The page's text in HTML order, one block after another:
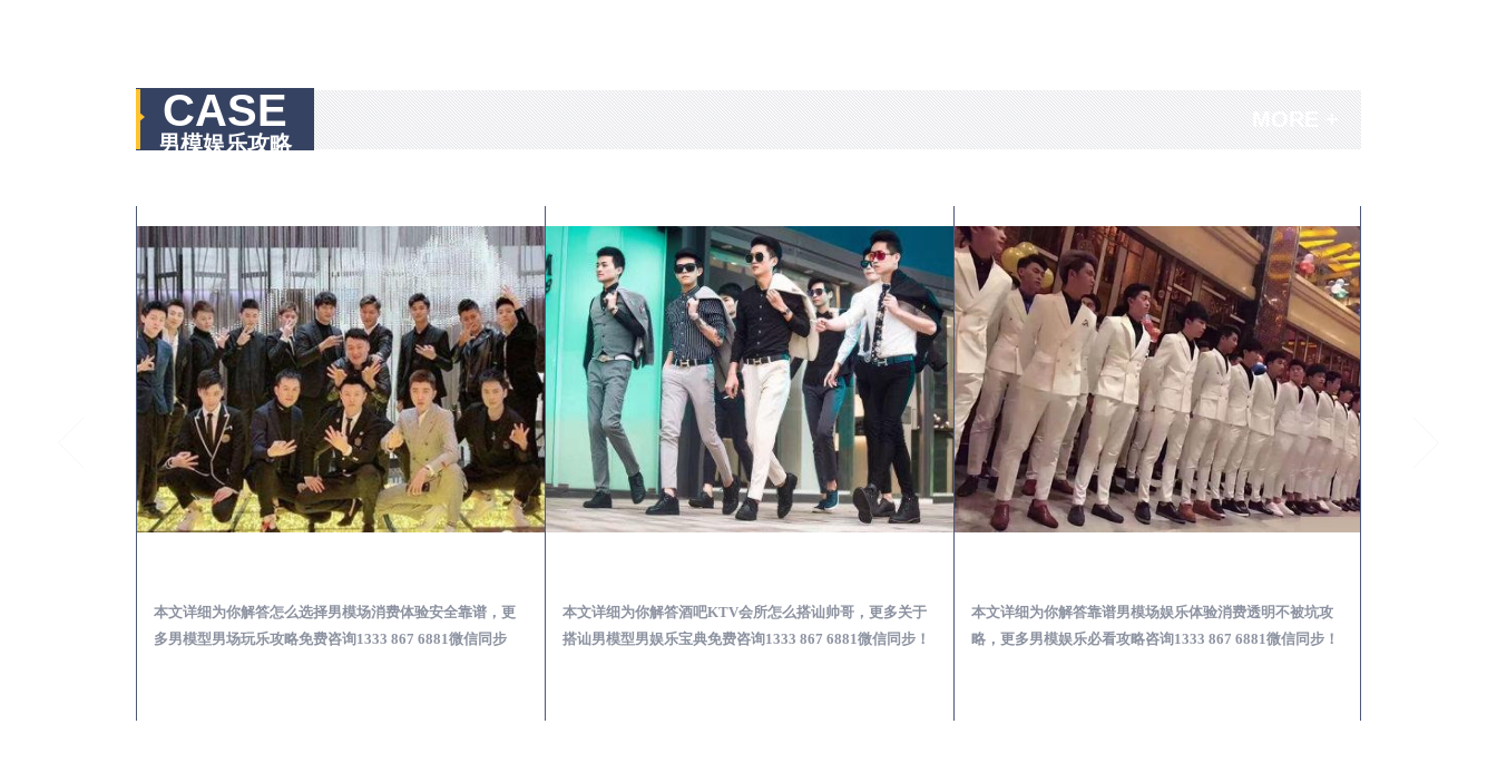
CASE
男模娱乐攻略
本文详细为你解答怎么选择男模场消费体验安全靠谱，更
多男模型男场玩乐攻略免费咨询1333 867 6881微信同步
本文详细为你解答酒吧KTV会所怎么搭讪帅哥，更多关于
搭讪男模型男娱乐宝典免费咨询1333 867 6881微信同步！
本文详细为你解答靠谱男模场娱乐体验消费透明不被坑攻
略，更多男模娱乐必看攻略咨询1333 867 6881微信同步！